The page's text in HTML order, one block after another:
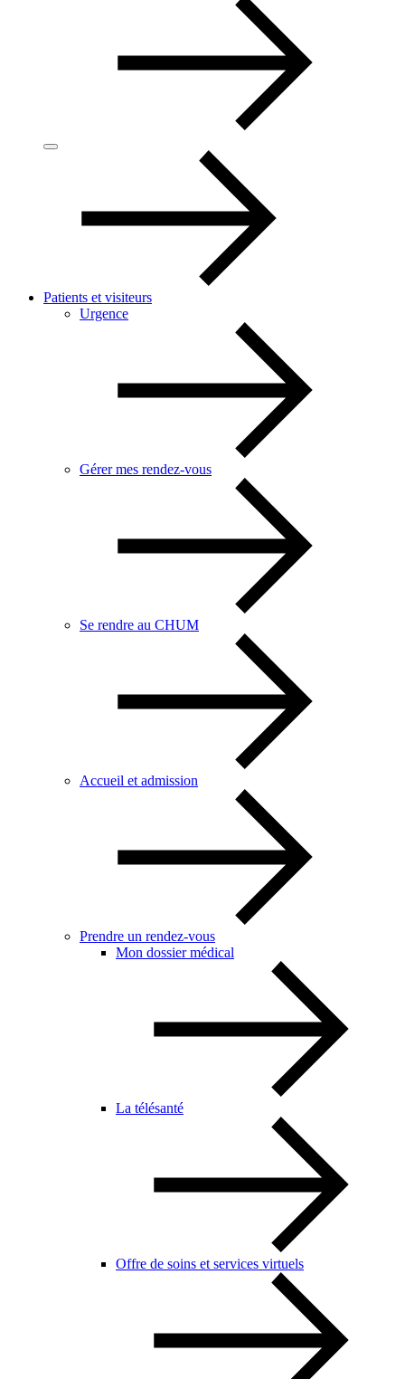
Patients et visiteurs
Urgence
Gérer mes rendez-vous
Se rendre au CHUM
Accueil et admission
Prendre un rendez-vous
Mon dossier médical
La télésanté
Offre de soins et services virtuels